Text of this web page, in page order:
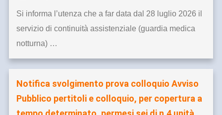
Si informa l’utenza che a far data dal 28 luglio 2026 il
servizio di continuità assistenziale (guardia medica
notturna) …
Notifica svolgimento prova colloquio Avviso
Pubblico pertitoli e colloquio, per copertura a